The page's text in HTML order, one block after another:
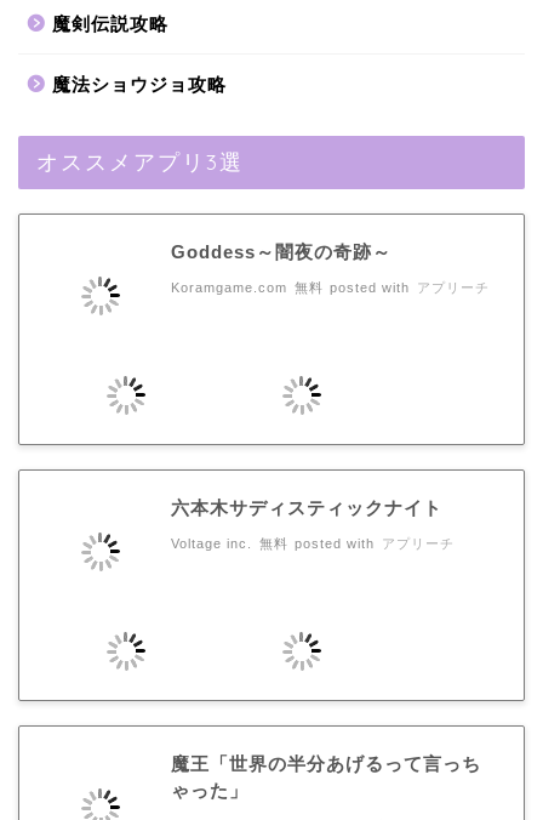
魔剣伝説攻略
魔法ショウジョ攻略
オススメアプリ3選
Goddess～闇夜の奇跡～
Koramgame.com 無料 posted with アプリーチ
六本木サディスティックナイト
Voltage inc. 無料 posted with アプリーチ
魔王「世界の半分あげるって言っち
ゃった」